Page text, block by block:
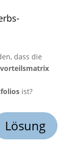
dass die
ist?
Lösung